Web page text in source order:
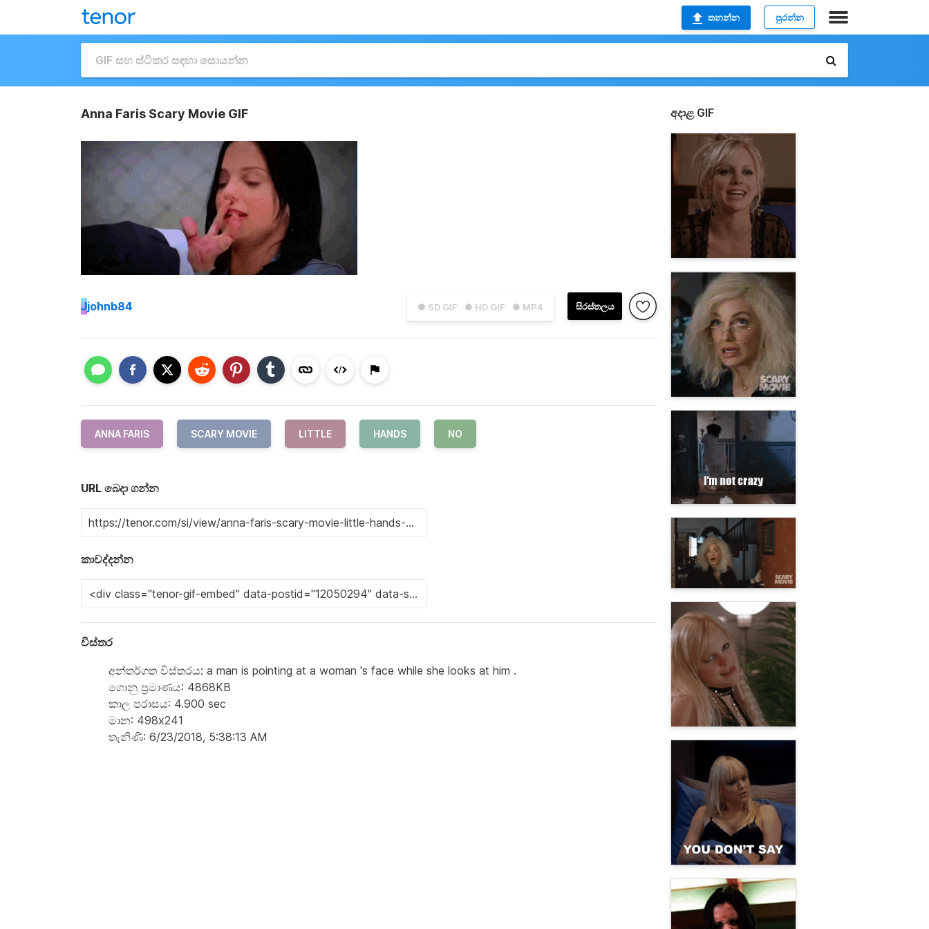
තනන්න පුරන්න
Anna Faris Scary Movie GIF
● SD GIF ● HD GIF ● MP4 සිරස්තලය
Jjohnb84
ANNA FARIS SCARY MOVIE LITTLE HANDS NO
URL බෙදා ගන්න
කාවද්දන්න
විස්තර
අන්තර්ගත විස්තරය: a man is pointing at a woman 's face while she looks at him .
ගොනු ප්‍රමාණය: 4868KB
කාල පරාසය: 4.900 sec
මාන: 498x241
තැනිණි: 6/23/2018, 5:38:13 AM
අදාළ GIF